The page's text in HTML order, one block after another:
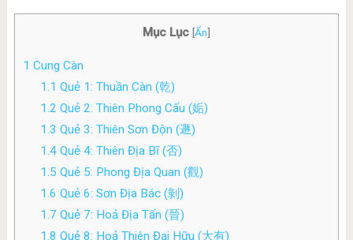
Mục Lục [Ẩn]
1 Cung Càn
1.1 Quẻ 1: Thuần Càn (乾)
1.2 Quẻ 2: Thiên Phong Cấu (姤)
1.3 Quẻ 3: Thiên Sơn Độn (遯)
1.4 Quẻ 4: Thiên Địa Bĩ (否)
1.5 Quẻ 5: Phong Địa Quan (觀)
1.6 Quẻ 6: Sơn Địa Bác (剝)
1.7 Quẻ 7: Hoả Địa Tấn (晉)
1.8 Quẻ 8: Hoả Thiên Đại Hữu (大有)